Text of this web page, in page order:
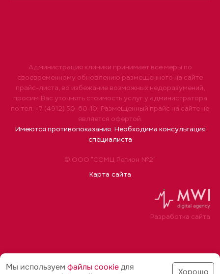
© ООО "ССМЦ Регион №2"
Карта сайта
Администрация клиники принимает все меры по
своевременному обновлению размещенного на сайте
прайс-листа, во избежание возможных недоразумений,
просим Вас уточнять стоимость услуг у администратора
по тел. +7 (4912) 50-60-10. Размещенный прайс на сайте не
является офертой.
Имеются противопоказания. Необходима консультация
специалиста
Разработка сайта
Мы используем файлы соoкіедля
Хорошо